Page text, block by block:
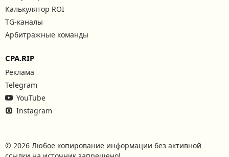
Калькулятор ROI
TG-каналы
Арбитражные команды
CPA.RIP
Реклама
Telegram
YouTube
Instagram
© 2026 Любое копирование информации без активной